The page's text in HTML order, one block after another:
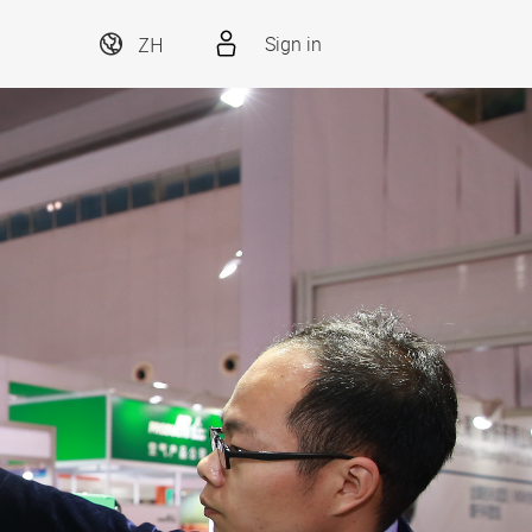
ZH Sign in
下
紡織品處理、清潔
與潔淨技術
紡織品